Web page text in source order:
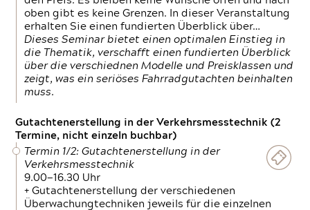
oben gibt es keine Grenzen. In dieser Veranstaltung
erhalten Sie einen fundierten Überblick über…
Dieses Seminar bietet einen optimalen Einstieg in
die Thematik, verschafft einen fundierten Überblick
über die verschiednen Modelle und Preisklassen und
zeigt, was ein seriöses Fahrradgutachten beinhalten
muss.
Gutachtenerstellung in der Verkehrsmesstechnik (2
Termine, nicht einzeln buchbar)
Termin 1/2: Gutachtenerstellung in der
Verkehrsmesstechnik
9.00—16.30 Uhr
+ Gutachtenerstellung der verschiedenen
Überwachungtechniken jeweils für die einzelnen